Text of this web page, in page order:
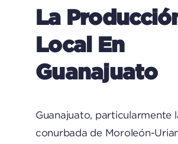
La
Local En
Guanajuato
Guanajuato, particularmente
conurbada de Moroleón-